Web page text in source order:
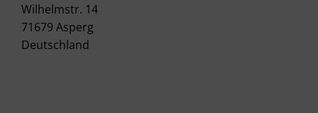
Wilhelmstr. 14
71679 Asperg
Deutschland